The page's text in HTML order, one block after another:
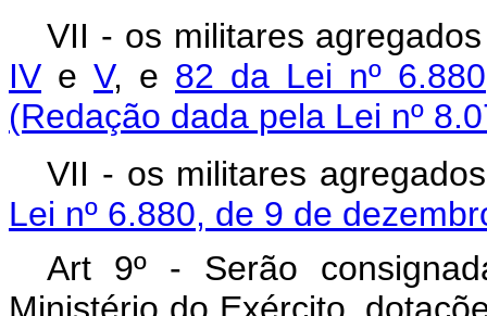
VII - os militares
IV e V, e 82 da Lei nº
(Redação dada pela Lei nº
VII - os militares
Lei nº 6.880, de 9 de
Art 9º - Serão